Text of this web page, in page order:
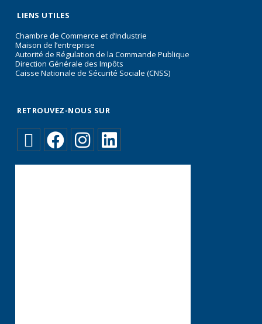
LIENS UTILES
Chambre de Commerce et d’Industrie
Maison de l’entreprise
Autorité de Régulation de la Commande Publique
Direction Générale des Impôts
Caisse Nationale de Sécurité Sociale (CNSS)
RETROUVEZ-NOUS SUR